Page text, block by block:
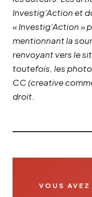
Investig’Action et
« Investig’Action »
mentionnant la
renvoyant vers le
toutefois, les
CC (creative
droit.
VOUS